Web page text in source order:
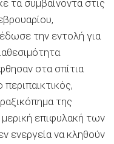
τα συμβαίνοντα στις
την εντολή για
στα σπίτια
περιπαικτικός,
της
επιφυλακή των
ενεργεία να κληθούν